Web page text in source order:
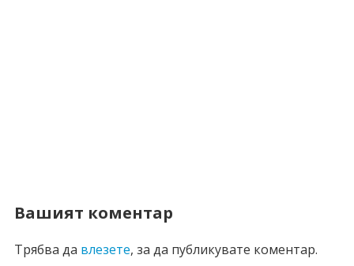
Вашият коментар
Трябва да влезете, за да публикувате коментар.